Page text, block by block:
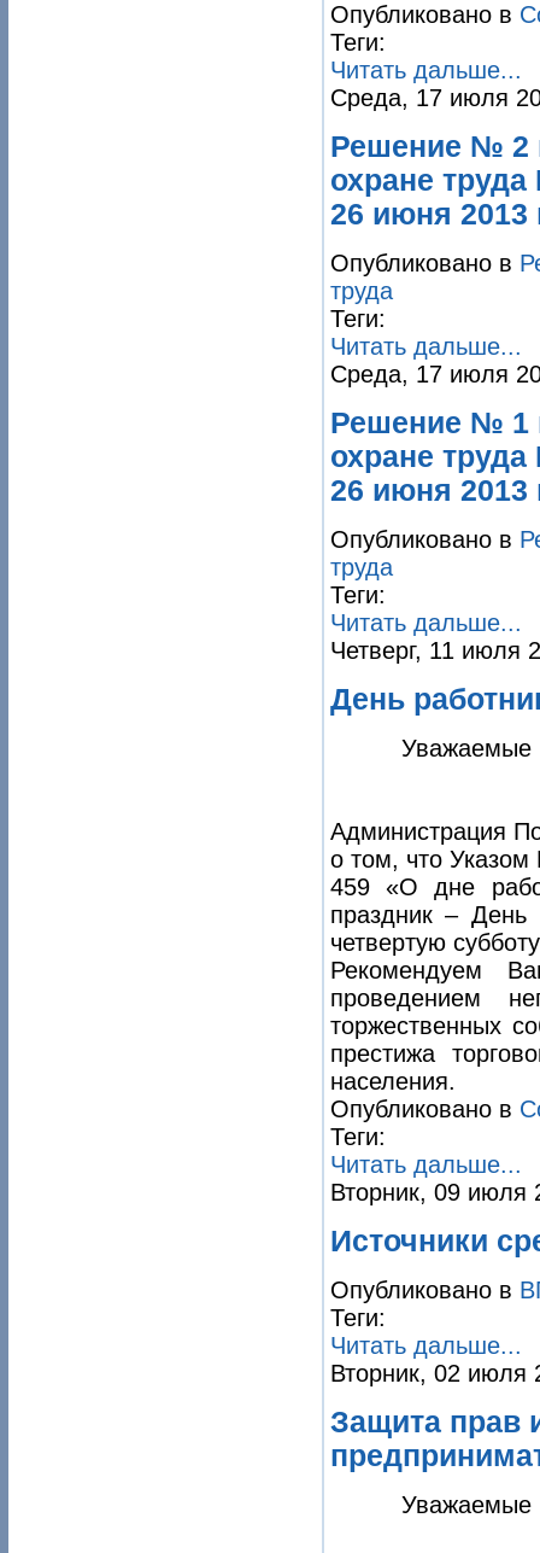
Опубликовано в
Теги:
Читать дальше...
Среда, 17 июля
Решение № 2
охране
26 июня 2013
Опубликовано в
труда
Теги:
Читать дальше...
Среда, 17 июля
Решение № 1
охране
26 июня 2013
Опубликовано в
труда
Теги:
Читать дальше...
Четверг, 11 июля
День
Уважаемые
Администрация
о том, что
459 «О дне
праздник – День
четвертую
Рекомендуем
проведением
торжественных
престижа
населения.
Опубликовано в
Теги:
Читать дальше...
Вторник, 09 июля
Источники
Опубликовано в
Теги:
Читать дальше...
Вторник, 02 июля
Защита прав
Уважаемые